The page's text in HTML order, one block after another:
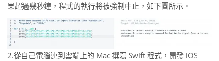
果超過幾秒鐘，程式的執行將被強制中止，如下圖所示。
2.從自己電腦連到雲端上的 Mac 撰寫 Swift 程式，開發 iOS